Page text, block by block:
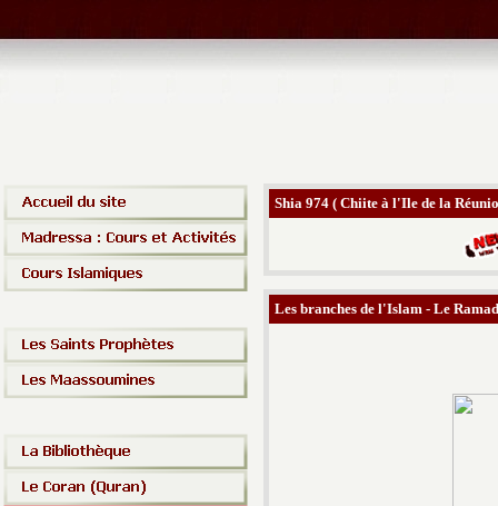
Shia 974 ( Chiite à l'Ile de la
Les branches de l'Islam - Le